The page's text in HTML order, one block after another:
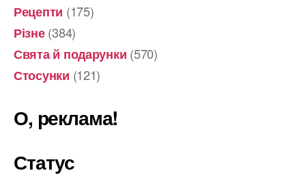
Рецепти (175)
Різне(384)
Свята й подарунки (570)
Стосунки (121)
О, реклама!
Статус